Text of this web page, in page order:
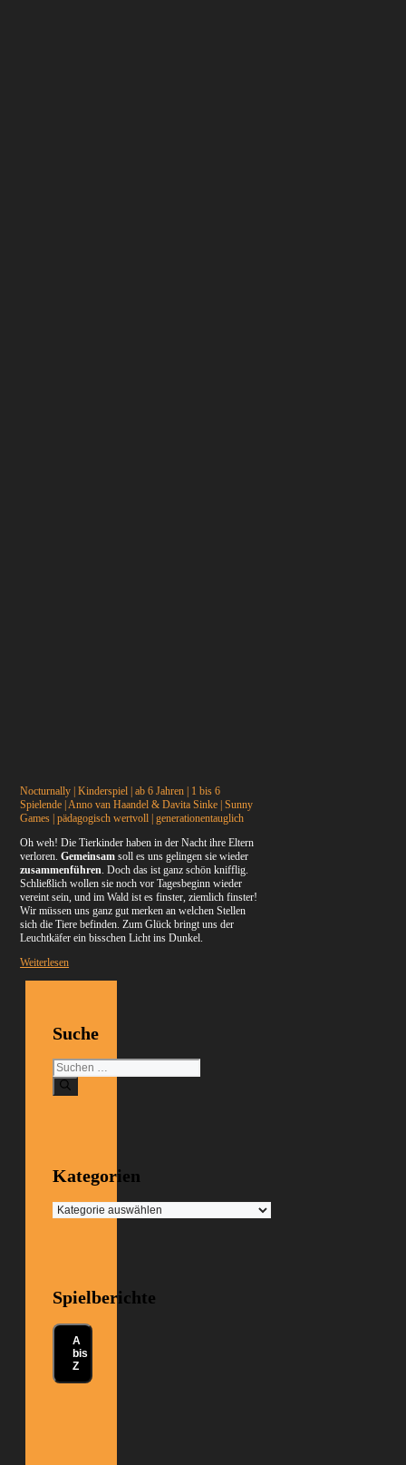
Nocturnally | Kinderspiel | ab 6 Jahren | 1 bis 6
Spielende | Anno van Haandel & Davita Sinke | Sunny
Games | pädagogisch wertvoll | generationentauglich
Oh weh! Die Tierkinder haben in der Nacht ihre Eltern
verloren.Gemeinsam soll es uns gelingen sie wieder
zusammenführen. Doch das ist ganz schön knifflig.
Schließlich wollen sie noch vor Tagesbeginn wieder
vereint sein, und im Wald ist es finster, ziemlich finster!
Wir müssen uns ganz gut merken an welchen Stellen
sich die Tiere befinden. Zum Glück bringt uns der
Leuchtkäfer ein bisschen Licht ins Dunkel.
Weiterlesen
Suche
Suchen
nach:
Kategorien
Kategorien
Spielberichte
A
bis
Z